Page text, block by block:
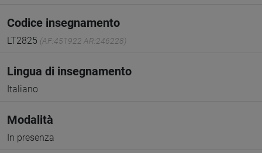
Codice insegnamento
LT2825 (AF:451922 AR:246228)
Lingua di insegnamento
Italiano
Modalità
In presenza